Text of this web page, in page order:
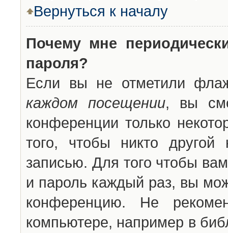
Вернуться к началу
Почему мне
пароля?
Если вы не отметили
каждом посещении, вы
конференции только
того, чтобы никто другой
записью. Для того чтобы
и пароль каждый раз, вы
конференцию. Не
компьютере, например в